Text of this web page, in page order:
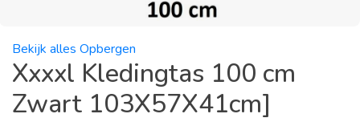
Bekijk alles Opbergen
Xxxxl Kledingtas 100 cm
Zwart 103X57X41cm]